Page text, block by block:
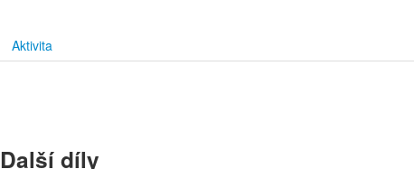
Aktivita
Další díly